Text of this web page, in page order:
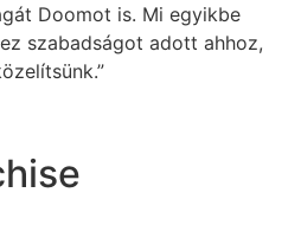
Doomot is. Mi egyikbe
szabadságot adott ahhoz,